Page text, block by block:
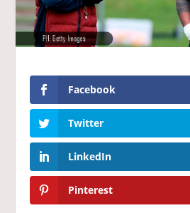
Facebook
Twitter
LinkedIn
Pinterest